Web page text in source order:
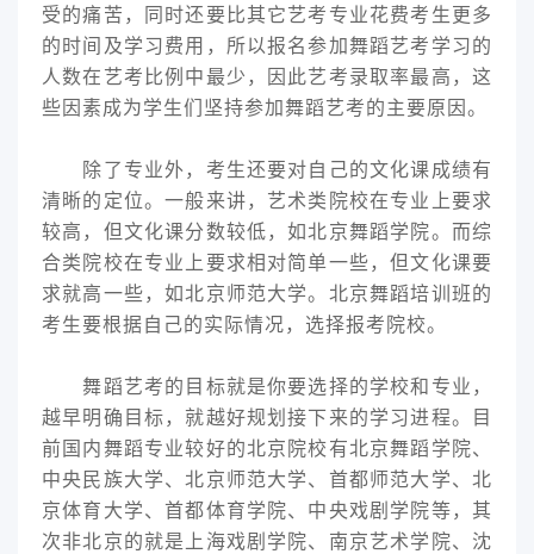
受的痛苦，同时还要比其它艺考专业花费考生更多
的时间及学习费用，所以报名参加舞蹈艺考学习的
人数在艺考比例中最少，因此艺考录取率最高，这
些因素成为学生们坚持参加舞蹈艺考的主要原因。
除了专业外，考生还要对自己的文化课成绩有
清晰的定位。一般来讲，艺术类院校在专业上要求
较高，但文化课分数较低，如北京舞蹈学院。而综
合类院校在专业上要求相对简单一些，但文化课要
求就高一些，如北京师范大学。北京舞蹈培训班的
考生要根据自己的实际情况，选择报考院校。
舞蹈艺考的目标就是你要选择的学校和专业，
越早明确目标，就越好规划接下来的学习进程。目
前国内舞蹈专业较好的北京院校有北京舞蹈学院、
中央民族大学、北京师范大学、首都师范大学、北
京体育大学、首都体育学院、中央戏剧学院等，其
次非北京的就是上海戏剧学院、南京艺术学院、沈